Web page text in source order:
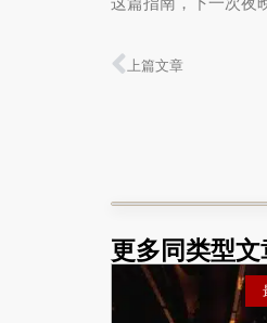
上篇文章
更多同类型文